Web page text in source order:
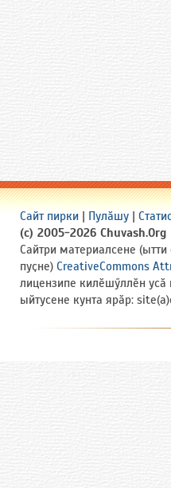
Сайт пирки | Пулӑшу |
(c) 2005-2026 Chuvash.Org
Сайтри материалсене
пуҫне) CreativeCommons
лицензипе килӗшӳллӗн усӑ
ыйтусене кунта ярӑр: